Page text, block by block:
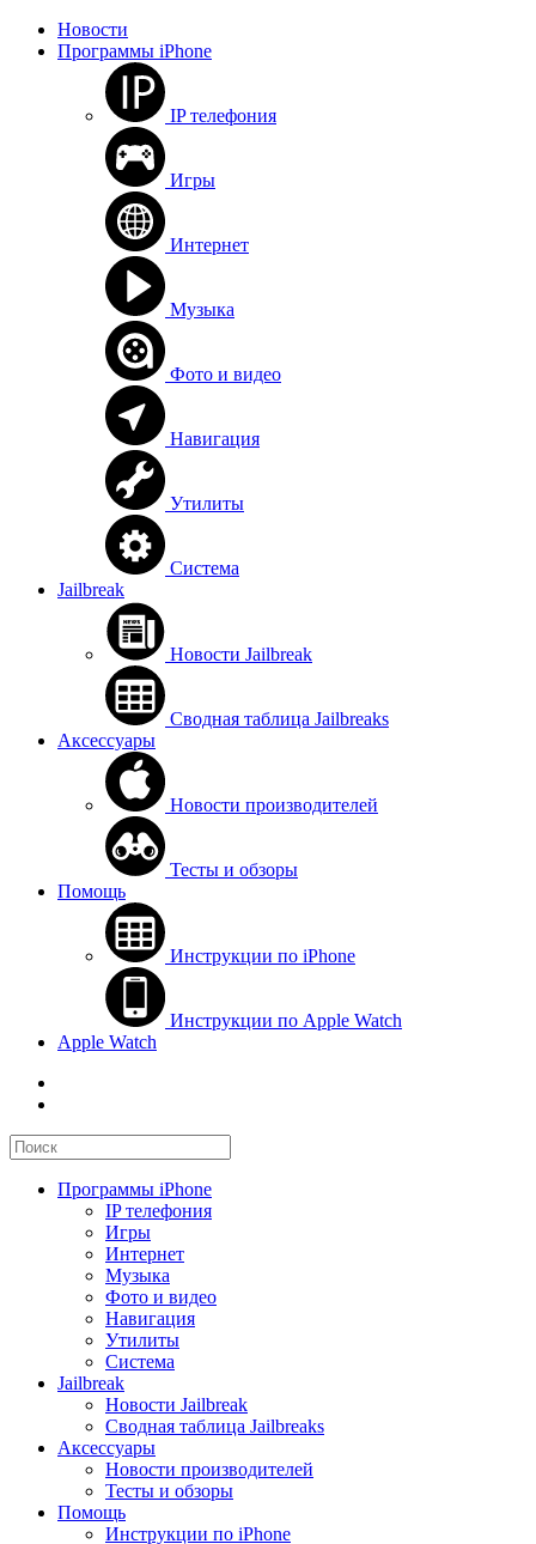
Новости
Программы iPhone
IP телефония
Игры
Интернет
Музыка
Фото и видео
Навигация
Утилиты
Система
Jailbreak
Новости Jailbreak
Сводная таблица Jailbreaks
Аксессуары
Новости производителей
Тесты и обзоры
Помощь
Инструкции по iPhone
Инструкции по Apple Watch
Apple Watch
Программы iPhone
IP телефония
Игры
Интернет
Музыка
Фото и видео
Навигация
Утилиты
Система
Jailbreak
Новости Jailbreak
Сводная таблица Jailbreaks
Аксессуары
Новости производителей
Тесты и обзоры
Помощь
Инструкции по iPhone